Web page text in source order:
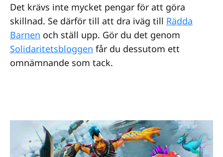
Det krävs inte mycket pengar för att göra
skillnad. Se därför till att dra iväg till Rädda
Barnen och ställ upp. Gör du det genom
Solidaritetsbloggen får du dessutom ett
omnämnande som tack.